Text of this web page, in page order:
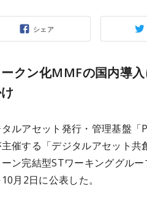
シェア
ークン化MMFの国内導
ルアセット発行・管理基盤
催する「デジタルアセット共
ン完結型STワーキンググル
月2日に公表した。